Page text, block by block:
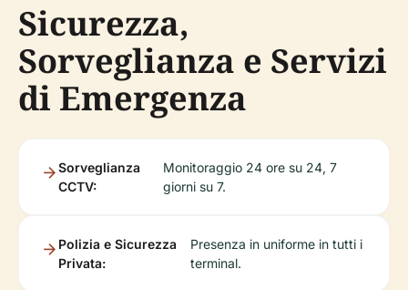
Sicurezza,
Sorveglianza e Servizi
di Emergenza
Sorveglianza
CCTV:
Monitoraggio 24 ore su 24, 7
giorni su 7.
Polizia e Sicurezza
Privata:
Presenza in uniforme in tutti i
terminal.